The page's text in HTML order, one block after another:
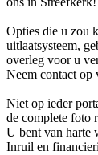
Opties die u zou
uitlaatsysteem,
overleg voor u
Neem contact op
Niet op ieder
de complete foto
U bent van harte
Inruil en